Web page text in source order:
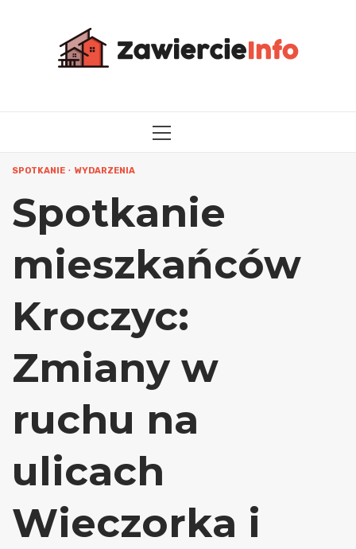
MENU
SPOTKANIE WYDARZENIA
Spotkanie
mieszkańców
Kroczyc:
Zmiany w
ruchu na
ulicach
Wieczorka i